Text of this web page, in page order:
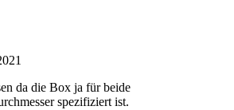
da die Box ja für beide
spezifiziert ist.